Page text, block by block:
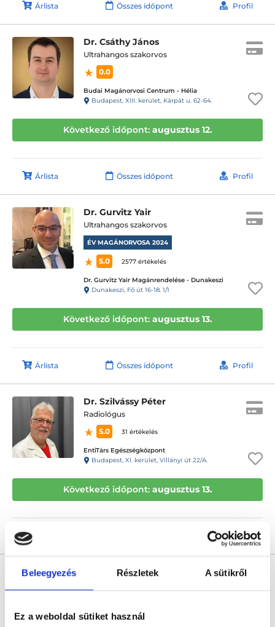
Beleegyezés Részletek A sütikről
Ez a weboldal sütiket használ
Árlista Összes időpont Profil
Dr. Csáthy János
Ultrahangos szakorvos
0.0
Budai Magánorvosi Centrum - Hélia
Budapest, XIII. kerület, Kárpát u. 62-64.
Következő időpont: augusztus 12.
Árlista Összes időpont Profil
Dr. Gurvitz Yair
Ultrahangos szakorvos
ÉV MAGÁNORVOSA 2024
5.0 2577 értékelés
Dr. Gurvitz Yair Magánrendelése - Dunakeszi
Dunakeszi, Fő út 16-18. 1/1
Következő időpont: augusztus 13.
Árlista Összes időpont Profil
Dr. Szilvássy Péter
Radiológus
5.0
31 értékelés
EntiTárs Egészségközpont
Budapest, XI. kerület, Villányi út 22/A.
Következő időpont: augusztus 13.
Profil
Dr. Kollár Attila
SanBer Medical - Kinizsi utca 33. fsz. 5.